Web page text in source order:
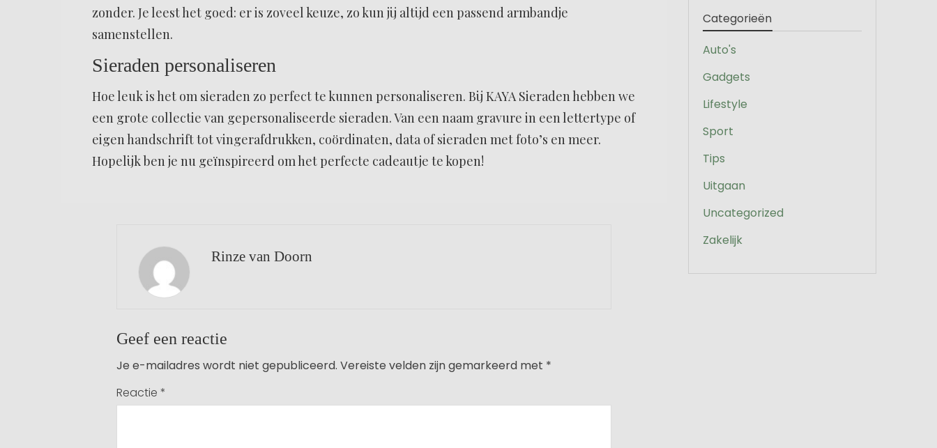
zonder. Je leest het goed: er is zoveel keuze, zo kun jij altijd een passend armbandje
samenstellen.
Sieraden personaliseren
Hoe leuk is het om sieraden zo perfect te kunnen personaliseren. Bij KAYA Sieraden hebben we
een grote collectie van gepersonaliseerde sieraden. Van een naam gravure in een lettertype of
eigen handschrift tot vingerafdrukken, coördinaten, data of sieraden met foto’s en meer.
Hopelijk ben je nu geïnspireerd om het perfecte cadeautje te kopen!
Rinze van Doorn
Geef een reactie
Je e-mailadres wordt niet gepubliceerd. Vereiste velden zijn gemarkeerd met *
Reactie *
Categorieën
Auto's
Gadgets
Lifestyle
Sport
Tips
Uitgaan
Uncategorized
Zakelijk